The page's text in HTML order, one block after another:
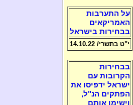
על התערבות
האמריקאים
בבחירות בישראל
י"ט בתשרי/ 14.10.22
בבחירות
הקרובות עם
ישראל ידפיסו את
הפתקים הנ"ל,
וישימו אותם